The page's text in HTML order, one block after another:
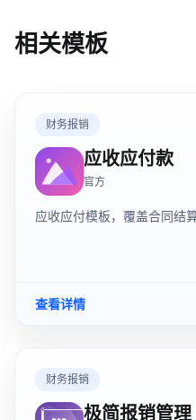
相关模板
财务报销
应收应付款
官方
应收应付模板，覆盖合同结
查看详情
财务报销
极简报销管理